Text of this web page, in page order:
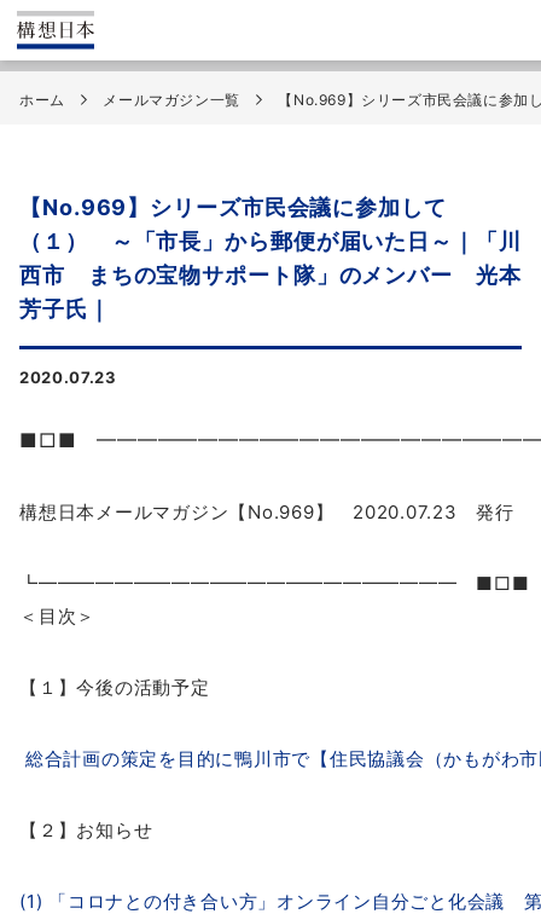
ホーム メールマガジン一覧 【No.969】シリーズ市民会議に参
【No.969】シリーズ市民会議に参加して
（１） ～「市長」から郵便が届いた日～｜「川
西市 まちの宝物サポート隊」のメンバー 光本
芳子氏｜
2020.07.23
■□■
構想 日本 メールマガジン 【No.969】 2020.07.23 発行
┗━━━━━━━━━━━━━━━━━━━━━━ ■□■
＜目次＞
【１】今後の活動予定
総合計画の策定を目的に鴨川市で【住民協議会（かもがわ
【２】お知らせ
(1) 「コロナとの付き合い方」オンライン自分ごと化会議